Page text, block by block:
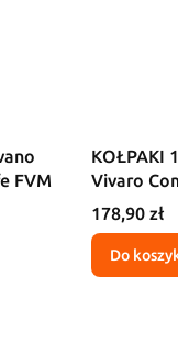
FVM
KOŁPAKI
Vivaro
Cena
178,90 zł
Do